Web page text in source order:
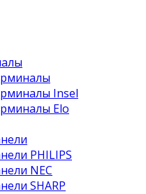
Insel
Elo
PHILIPS
NEC
SHARP